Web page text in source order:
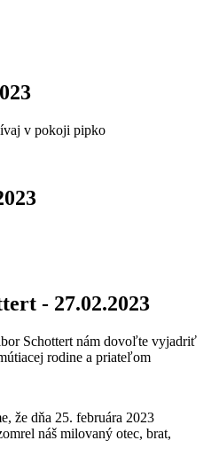
v pokoji pipko
- 27.02.2023
Schottert nám dovoľte vyjadriť
rodine a priateľom
že dňa 25. februára 2023
náš milovaný otec, brat,